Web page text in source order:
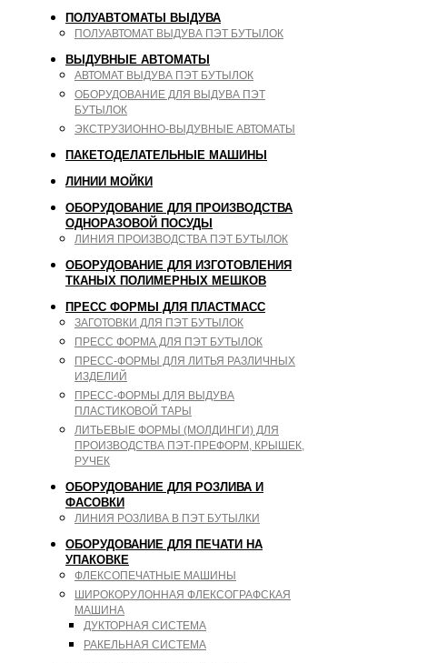
ПОЛУАВТОМАТЫ ВЫДУВА
ПОЛУАВТОМАТ ВЫДУВА ПЭТ БУТЫЛОК
ВЫДУВНЫЕ АВТОМАТЫ
АВТОМАТ ВЫДУВА ПЭТ БУТЫЛОК
ОБОРУДОВАНИЕ ДЛЯ ВЫДУВА ПЭТ
БУТЫЛОК
ЭКСТРУЗИОННО-ВЫДУВНЫЕ АВТОМАТЫ
ПАКЕТОДЕЛАТЕЛЬНЫЕ МАШИНЫ
ЛИНИИ МОЙКИ
ОБОРУДОВАНИЕ ДЛЯ ПРОИЗВОДСТВА
ОДНОРАЗОВОЙ ПОСУДЫ
ЛИНИЯ ПРОИЗВОДСТВА ПЭТ БУТЫЛОК
ОБОРУДОВАНИЕ ДЛЯ ИЗГОТОВЛЕНИЯ
ТКАНЫХ ПОЛИМЕРНЫХ МЕШКОВ
ПРЕСС ФОРМЫ ДЛЯ ПЛАСТМАСС
ЗАГОТОВКИ ДЛЯ ПЭТ БУТЫЛОК
ПРЕСС ФОРМА ДЛЯ ПЭТ БУТЫЛОК
ПРЕСС-ФОРМЫ ДЛЯ ЛИТЬЯ РАЗЛИЧНЫХ
ИЗДЕЛИЙ
ПРЕСС-ФОРМЫ ДЛЯ ВЫДУВА
ПЛАСТИКОВОЙ ТАРЫ
ЛИТЬЕВЫЕ ФОРМЫ (МОЛДИНГИ) ДЛЯ
ПРОИЗВОДСТВА ПЭТ-ПРЕФОРМ, КРЫШЕК,
РУЧЕК
ОБОРУДОВАНИЕ ДЛЯ РОЗЛИВА И
ФАСОВКИ
ЛИНИЯ РОЗЛИВА В ПЭТ БУТЫЛКИ
ОБОРУДОВАНИЕ ДЛЯ ПЕЧАТИ НА
УПАКОВКЕ
ФЛЕКСОПЕЧАТНЫЕ МАШИНЫ
ШИРОКОРУЛОННАЯ ФЛЕКСОГРАФСКАЯ
МАШИНА
ДУКТОРНАЯ СИСТЕМА
РАКЕЛЬНАЯ СИСТЕМА